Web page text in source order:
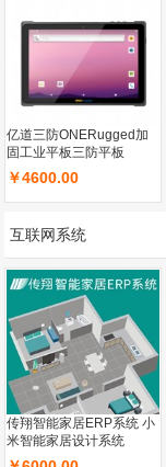
亿道三防ONERugged加
固工业平板三防平板
M195T可扫码手持加固平
板电脑Android 11(GMS)
操作系统
￥4600.00
互联网系统
传翔智能家居ERP系统 小
米智能家居设计系统